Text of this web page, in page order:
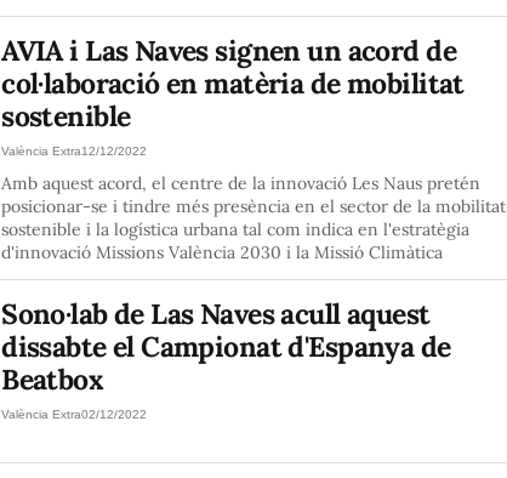
AVIA i Las Naves signen un acord de
col·laboració en matèria de mobilitat
sostenible
València Extra12/12/2022
Amb aquest acord, el centre de la innovació Les Naus pretén
posicionar-se i tindre més presència en el sector de la mobilitat
sostenible i la logística urbana tal com indica en l'estratègia
d'innovació Missions València 2030 i la Missió Climàtica
Sono·lab de Las Naves acull aquest
dissabte el Campionat d'Espanya de
Beatbox
València Extra02/12/2022